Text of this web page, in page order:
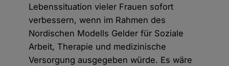
Lebenssituation vieler Frauen sofort
verbessern, wenn im Rahmen des
Nordischen Modells Gelder für Soziale
Arbeit, Therapie und medizinische
Versorgung ausgegeben würde. Es wäre